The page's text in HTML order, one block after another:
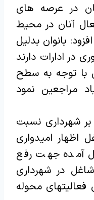
در عرصه های
آنان در محیط
بانوان بدلیل
در ادارات دارند
با توجه به سطح
مراجعین نمود
شهرداری نسبت
اظهار امیدواری
آمده جهت رفع
در شهرداری
محوله